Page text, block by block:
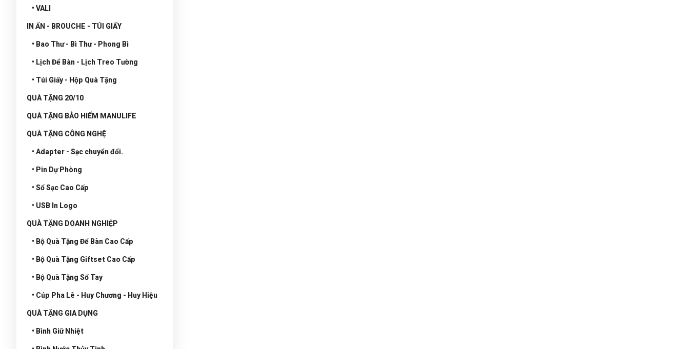
• VALI
IN ẤN - BROUCHE - TÚI GIẤY
• Bao Thư - Bì Thư - Phong Bì
• Lịch Để Bàn - Lịch Treo Tường
• Túi Giấy - Hộp Quà Tặng
QUÀ TẶNG 20/10
QUÀ TẶNG BẢO HIỂM MANULIFE
QUÀ TẶNG CÔNG NGHỆ
• Adapter - Sạc chuyển đổi.
• Pin Dự Phòng
• Sổ Sạc Cao Cấp
• USB In Logo
QUÀ TẶNG DOANH NGHIỆP
• Bộ Quà Tặng Để Bàn Cao Cấp
• Bộ Quà Tặng Giftset Cao Cấp
• Bộ Quà Tặng Sổ Tay
• Cúp Pha Lê - Huy Chương - Huy Hiệu
QUÀ TẶNG GIA DỤNG
• Bình Giữ Nhiệt